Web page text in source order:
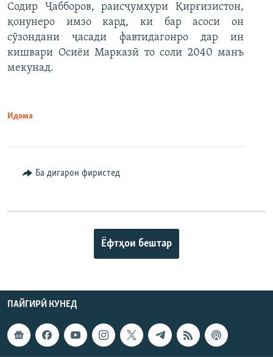
Содир Ҷабборов, раисҷумҳури Қирғизистон,
қонунеро имзо кард, ки бар асоси он
сӯзондани ҷасади фавтидагонро дар ин
кишвари Осиёи Марказӣ то соли 2040 манъ
мекунад.
Идома
Ба дигарон фиристед
Ёфтҳои бештар
ПАЙГИРӢ КУНЕД